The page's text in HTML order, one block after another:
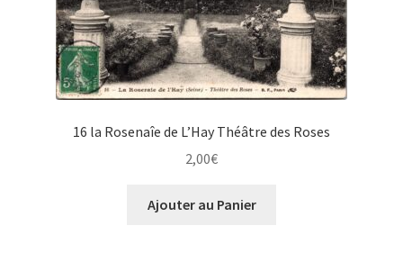
16 la Rosenaîe de L’Hay Théâtre des Roses
2,00€
Ajouter au Panier